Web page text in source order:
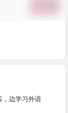
，边学习外语